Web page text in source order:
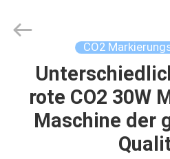
HEIM
PRODUKTE
CO2
rote CO2 30W
Maschine der